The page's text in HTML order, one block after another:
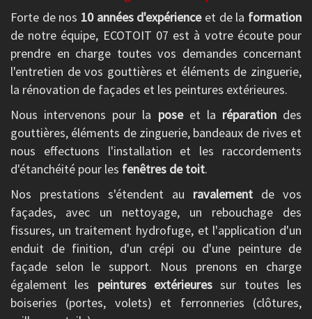
Forte de nos 10 années d'expérienceet de la formation
de notre équipe, ECOTOIT 07 est à votre écoute pour
prendre en charge toutes vos demandes concernant
l'entretien de vos gouttières et éléments de zinguerie,
la rénovation de façades et les peintures extérieures.
Nous intervenons pour la poseet la réparationdes
gouttières, éléments de zinguerie, bandeaux de rives et
nous effectuons l'installation et les raccordements
d'étanchéité pour les fenêtres de toit.
Nos prestations s'étendent au ravalement de vos
façades, avec un nettoyage, un rebouchage des
fissures, un traitement hydrofuge, et l'application d'un
enduit de finition, d'un crépi ou d'une peinture de
façade selon le support. Nous prenons en charge
également les peintures extérieures sur toutes les
boiseries (portes, volets) et ferronneries (clôtures,